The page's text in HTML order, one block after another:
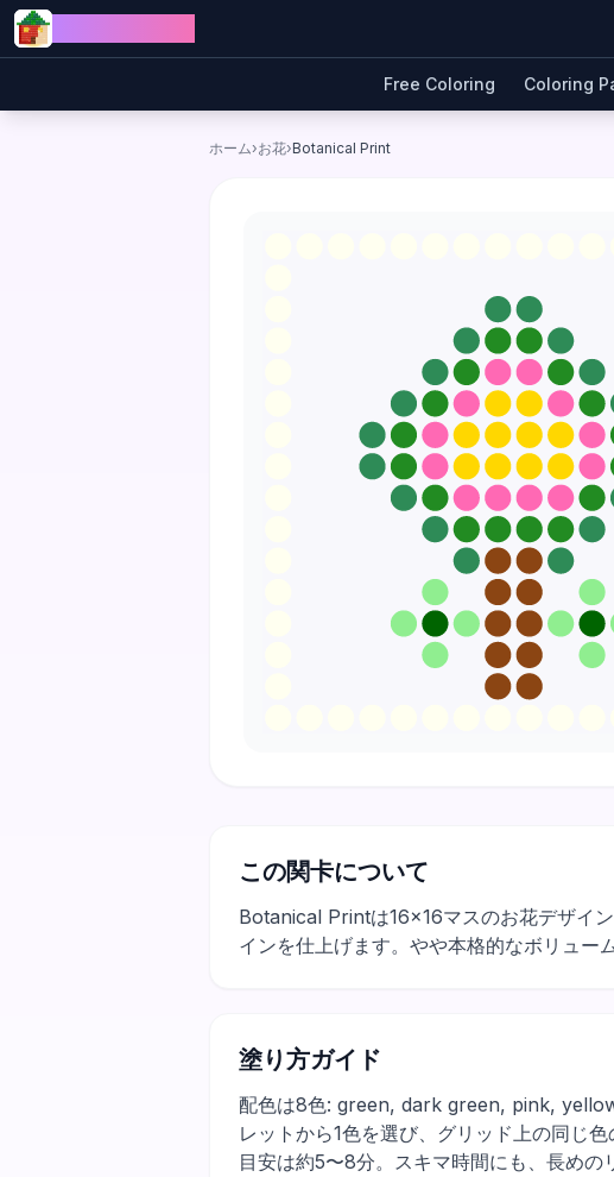
Skip to content
Free Coloring Coloring
ホーム›お花›Botanical Print
この関卡について
Botanical Printは16×16マスのお花デザイ
インを仕上げます。やや本格的なボリュー
塗り方ガイド
配色は8色: green, dark green, pink,
レットから1色を選び、グリッド上の同じ
目安は約5〜8分。スキマ時間にも、長め